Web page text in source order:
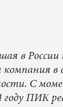
в России
компания в
С
году ПИК